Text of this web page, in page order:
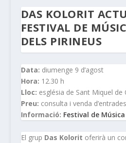
DAS KOLORIT
FESTIVAL DE
DELS PIRINEUS
Data: diumenge 9 d’agost
Hora: 12.30 h
Lloc: església de Sant Miquel de
Preu: consulta i venda
Informació: Festival de
El grup Das Kolorit oferirà un